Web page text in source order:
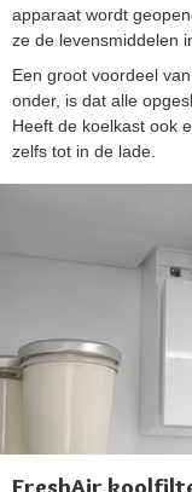
apparaat wordt
ze de levensmiddelen
Een groot voordeel
onder, is dat alle
Heeft de koelkast ook
zelfs tot in de lade.
FreshAir